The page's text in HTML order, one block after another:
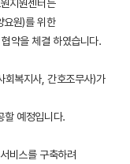
지원센터는
요원)를 위한
약을 체결 하였습니다.
회복지사, 간호조무사)가
할 예정입니다.
비스를 구축하려